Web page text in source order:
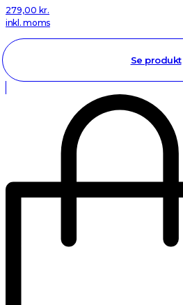
279,00 kr.
inkl. moms
Se produkt